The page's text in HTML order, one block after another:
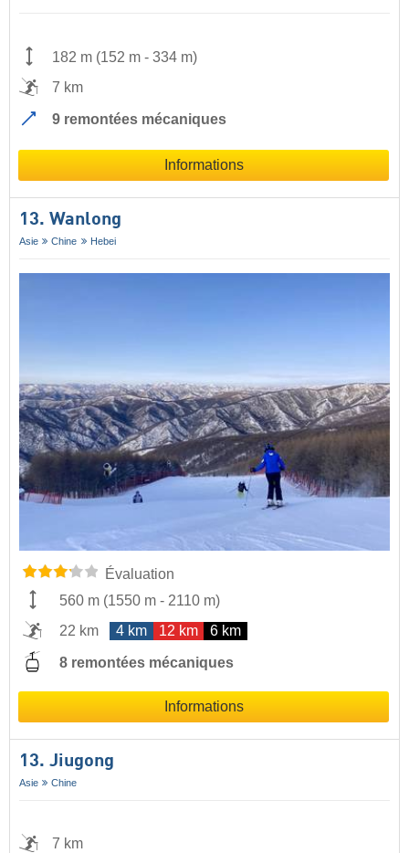
182 m (152 m - 334 m)
7 km
9 remontées mécaniques
Informations
13. Wanlong
Asie Chine Hebei
Évaluation
560 m (1550 m - 2110 m)
22 km
4 km 12 km 6 km
8 remontées mécaniques
Informations
13. Jiugong
Asie Chine
7 km